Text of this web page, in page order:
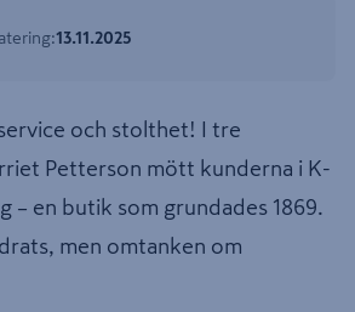
:13.11.2025
och stolthet! I tre
Petterson mött kunderna i K-
– en butik som grundades 1869.
men omtanken om